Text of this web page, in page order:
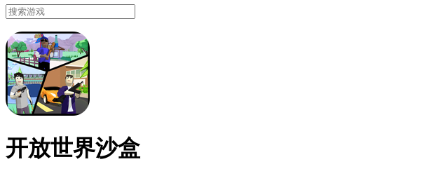
开放世界沙盒